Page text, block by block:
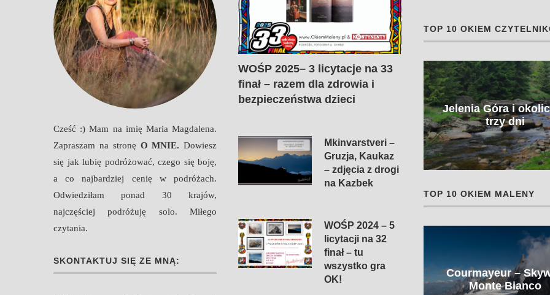
Cześć :) Mam na imię Maria Magdalena.
Zapraszam na stronę O MNIE.Dowiesz
się jak lubię podróżować, czego się boję,
a co najbardziej cenię w podróżach.
Odwiedziłam ponad 30 krajów,
najczęściej podróżuję solo. Miłego
czytania.
SKONTAKTUJ SIĘ ZE MNĄ:
WOŚP 2025– 3 licytacje na 33
finał – razem dla zdrowia i
bezpieczeństwa dzieci
Mkinvarstveri –
Gruzja, Kaukaz
– zdjęcia z drogi
na Kazbek
WOŚP 2024 – 5
licytacji na 32
finał – tu
wszystko gra
OK!
TOP 10 OKIEM
Amalfi i wybrzeże
Jelenia Góra i
trzy dni
TOP 10 OKIEM MALENY
zawrót
Senne Sarajewo, hordy
psów i niebiańska
Courmayeur –
Monte Bianco